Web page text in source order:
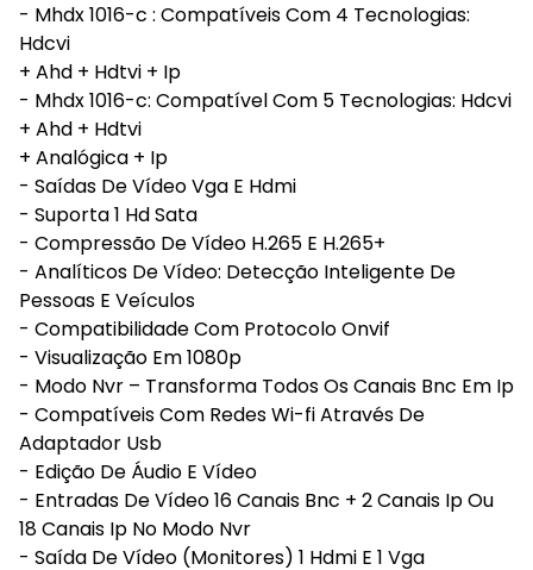
- Mhdx 1016-c : Compatíveis Com 4 Tecnologias:
Hdcvi
+ Ahd + Hdtvi + Ip
- Mhdx 1016-c: Compatível Com 5 Tecnologias: Hdcvi
+ Ahd + Hdtvi
+ Analógica + Ip
- Saídas De Vídeo Vga E Hdmi
- Suporta 1 Hd Sata
- Compressão De Vídeo H.265 E H.265+
- Analíticos De Vídeo: Detecção Inteligente De
Pessoas E Veículos
- Compatibilidade Com Protocolo Onvif
- Visualização Em 1080p
- Modo Nvr – Transforma Todos Os Canais Bnc Em Ip
- Compatíveis Com Redes Wi-fi Através De
Adaptador Usb
- Edição De Áudio E Vídeo
- Entradas De Vídeo 16 Canais Bnc + 2 Canais Ip Ou
18 Canais Ip No Modo Nvr
- Saída De Vídeo (Monitores) 1 Hdmi E 1 Vga